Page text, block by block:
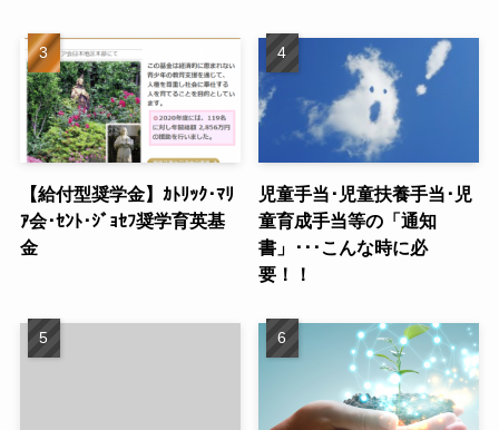
【給付型奨学金】ｶﾄﾘｯｸ･ﾏﾘ
ｱ会･ｾﾝﾄ･ｼﾞｮｾﾌ奨学育英基
金
児童手当･児童扶養手当･児
童育成手当等の「通知
書」･･･こんな時に必
要！！